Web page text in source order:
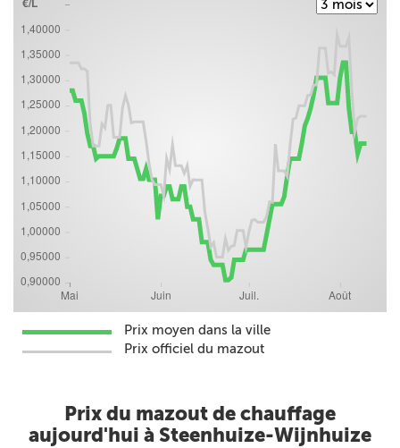
Prix moyen dans la ville
Prix officiel du mazout
Prix du mazout de chauffage
aujourd'hui à Steenhuize-Wijnhuize